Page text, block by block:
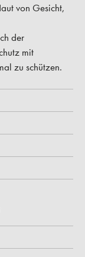
von Gesicht,
der
mit
zu schützen.